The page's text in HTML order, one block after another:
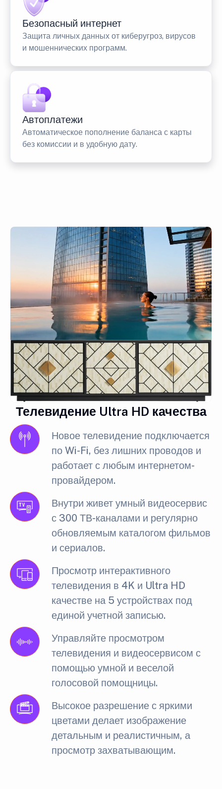
Безопасный интернет
Защита личных данных от киберугроз, вирусов
и мошеннических программ.
Автоплатежи
Автоматическое пополнение баланса с карты
без комиссии и в удобную дату.
Телевидение Ultra HD качества
Новое телевидение подключается
по Wi-Fi, без лишних проводов и
работает с любым интернетом-
провайдером.
Внутри живет умный видеосервис
с 300 ТВ-каналами и регулярно
обновляемым каталогом фильмов
и сериалов.
Просмотр интерактивного
телевидения в 4K и Ultra HD
качестве на 5 устройствах под
единой учетной записью.
Управляйте просмотром
телевидения и видеосервисом с
помощью умной и веселой
голосовой помощницы.
Высокое разрешение с яркими
цветами делает изображение
детальным и реалистичным, а
просмотр захватывающим.